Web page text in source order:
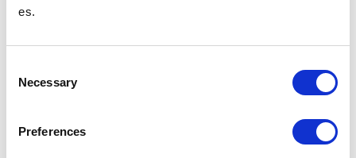
es.
Necessary
Preferences
ニュースリリース